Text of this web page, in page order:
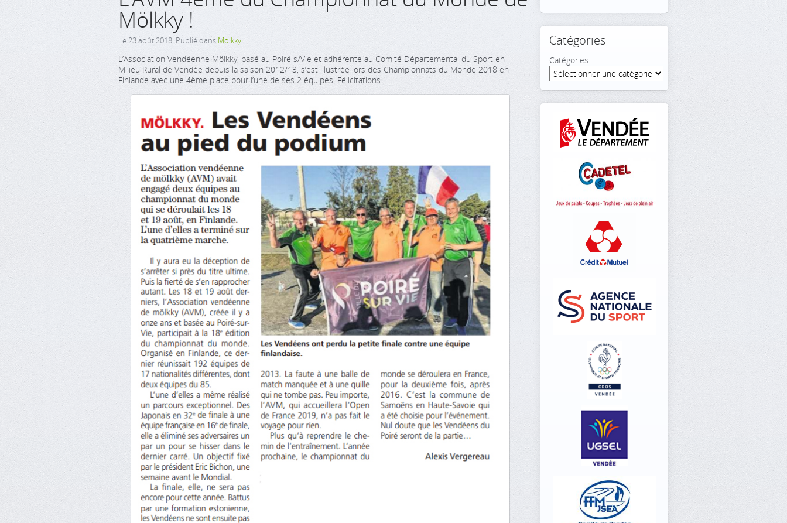
Mölkky !
Le23 août 2018. Publié dans Molkky
L’Association Vendéenne Mölkky, basé au Poiré s/Vie et adhérente au Comité Départemental du Sport en
Milieu Rural de Vendée depuis la saison 2012/13, s’est illustrée lors des Championnats du Monde 2018 en
Finlande avec une 4ème place pour l’une de ses 2 équipes. Félicitations !
Catégories
Catégories